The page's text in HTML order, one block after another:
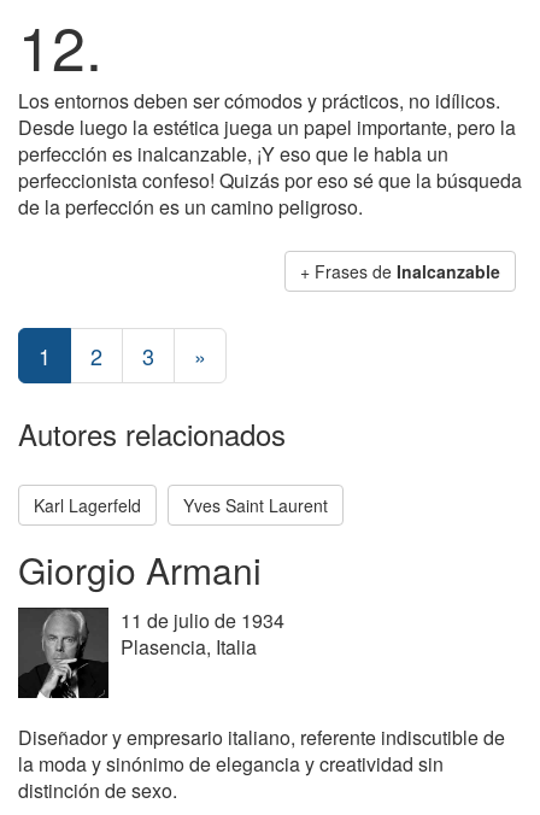
12.
Los entornos deben ser cómodos y prácticos, no idílicos.
Desde luego la estética juega un papel importante, pero la
perfección es inalcanzable, ¡Y eso que le habla un
perfeccionista confeso! Quizás por eso sé que la búsqueda
de la perfección es un camino peligroso.
+ Frases de Inalcanzable
1 2 3 »
Autores relacionados
Karl Lagerfeld Yves Saint Laurent
Giorgio Armani
11 de julio de 1934
Plasencia, Italia
Diseñador y empresario italiano, referente indiscutible de
la moda y sinónimo de elegancia y creatividad sin
distinción de sexo.